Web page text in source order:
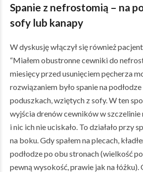
Spanie z nefrostomią – na
sofy lub kanapy
W dyskusję włączył się również
“Miałem obustronne cewniki do
miesięcy przed usunięciem pęcherza
rozwiązaniem było spanie na
poduszkach, wziętych z sofy. W ten
wyjścia drenów cewników w
i nic ich nie uciskało. To działało przy
na boku. Gdy spałem na plecach,
podłodze po obu stronach (wielkość
pewną wysokość, prawie jak na łóżku).